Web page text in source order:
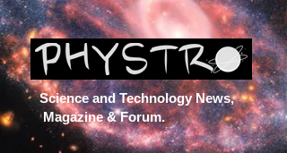
Science and Technology News,
Magazine & Forum.